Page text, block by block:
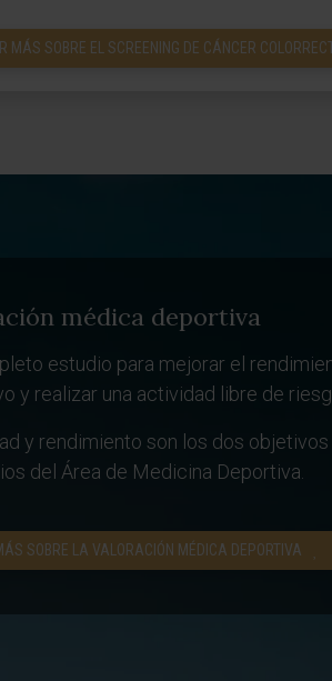
MÁS SOBRE EL SCREENING DE CÁNCER
médica deportiva
estudio para mejorar el
y realizar una actividad libre de
y rendimiento son los dos objetivos
del Área de Medicina Deportiva.
SOBRE LA VALORACIÓN MÉDICA DEPORTIVA